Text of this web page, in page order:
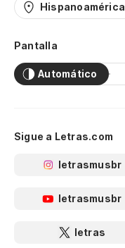
Hispanoamérica
Pantalla
Automático
Sigue a Letras.com
letrasmusbr
letrasmusbr
letras